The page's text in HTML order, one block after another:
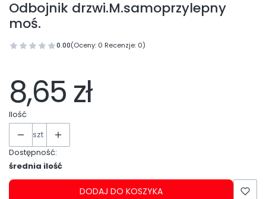
Odbojnik drzwi.M.samoprzylepny
moś.
0.00(Oceny: 0 Recenzje: 0)
8,65 zł
Ilość
szt
Dostępność:
średnia ilość
DODAJ DO KOSZYKA